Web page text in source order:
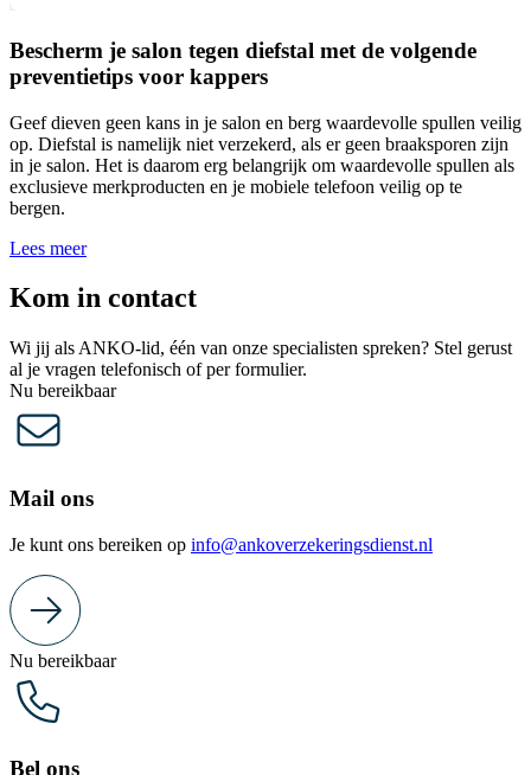
Bescherm je salon tegen diefstal met de volgende
preventietips voor kappers
Geef dieven geen kans in je salon en berg waardevolle spullen veilig
op. Diefstal is namelijk niet verzekerd, als er geen braaksporen zijn
in je salon. Het is daarom erg belangrijk om waardevolle spullen als
exclusieve merkproducten en je mobiele telefoon veilig op te
bergen.
Lees meer
Kom in contact
Wi jij als ANKO-lid, één van onze specialisten spreken? Stel gerust
al je vragen telefonisch of per formulier.
Nu bereikbaar
Mail ons
Je kunt ons bereiken op info@ankoverzekeringsdienst.nl
Nu bereikbaar
Bel ons